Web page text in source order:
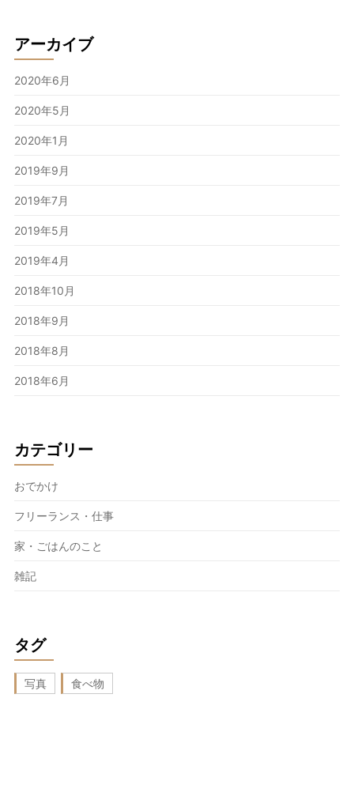
アーカイブ
2020年6月
2020年5月
2020年1月
2019年9月
2019年7月
2019年5月
2019年4月
2018年10月
2018年9月
2018年8月
2018年6月
カテゴリー
おでかけ
フリーランス・仕事
家・ごはんのこと
雑記
タグ
写真 食べ物